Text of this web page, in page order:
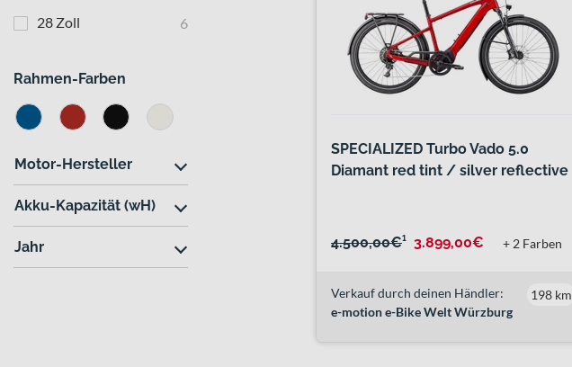
28 Zoll 6
Rahmen-Farben
Motor-Hersteller
Akku-Kapazität (wH)
Jahr
SPECIALIZED Turbo Vado 5.0
Diamant red tint / silver reflective
4.500,00€¹ 3.899,00€ + 2 Farben
Verkauf durch deinen Händler:
e-motion e-Bike Welt Würzburg
198 km